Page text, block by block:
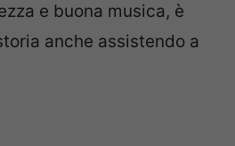
e buona musica, è
anche assistendo a